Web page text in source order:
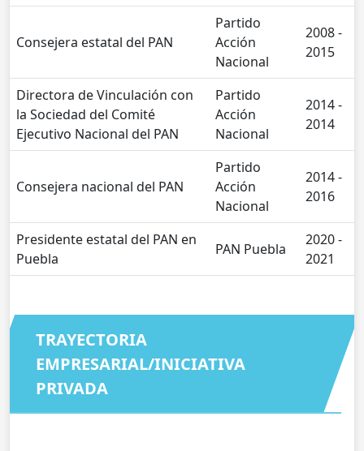
Consejera estatal del PAN
Partido
Acción
Nacional
2008 -
2015
Directora de Vinculación con
la Sociedad del Comité
Ejecutivo Nacional del PAN
Partido
Acción
Nacional
2014 -
2014
Consejera nacional del PAN
Partido
Acción
Nacional
2014 -
2016
Presidente estatal del PAN en
Puebla
PAN Puebla
2020 -
2021
TRAYECTORIA
EMPRESARIAL/INICIATIVA
PRIVADA